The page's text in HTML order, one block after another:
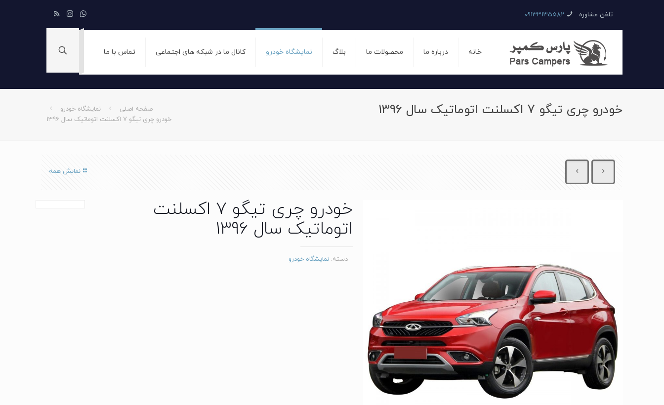
تلفن مشاوره 09133135582
خانه درباره ما محصولات ما بلاگ نمایشگاه خودرو کانال ما در شبکه های اجتماعی تماس با ما
خودرو چری تیگو 7 اکسلنت اتوماتیک سال 1396 صفحه اصلی
نمایشگاه خودرو
خودرو چری تیگو 7 اکسلنت اتوماتیک سال 1396
نمایش همه
خودرو چری تیگو 7 اکسلنت
اتوماتیک سال 1396
دسته:نمایشگاه خودرو